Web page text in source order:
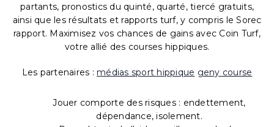
partants, pronostics du quinté, quarté, tiercé gratuits,
ainsi que les résultats et rapports turf, y compris le Sorec
rapport. Maximisez vos chances de gains avec Coin Turf,
votre allié des courses hippiques.
Les partenaires : médias sport hippique geny course
Jouer comporte des risques : endettement,
dépendance, isolement.